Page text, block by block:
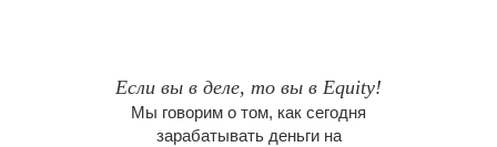
Если вы в деле, то вы в Equity!
Мы говорим о том, как сегодня
зарабатывать деньги на